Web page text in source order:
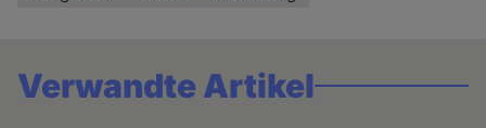
Verwandte Artikel